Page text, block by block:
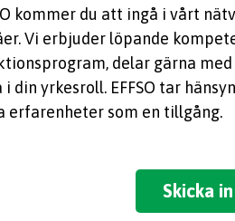
kommer du att ingå i vårt
Vi erbjuder löpande
delar gärna
i din yrkesroll. EFFSO tar
erfarenheter som en tillgång.
Skicka